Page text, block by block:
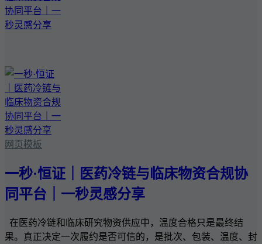
网页模板
一秒·恒证｜医药冷链与临床物资合规协
同平台｜一秒灵感分享
在医药冷链和临床研究物资供应中，温度合格只是最终结
果。真正决定一次履约是否可信的，是批次、包装、温度、封